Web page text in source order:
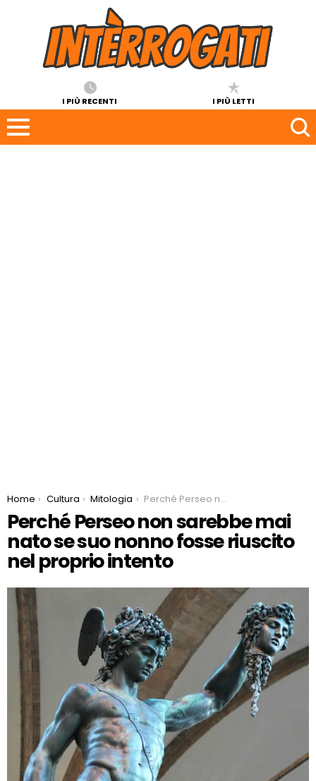
I PIÙ RECENTI I PIÙ LETTI
You are here:
Home Cultura Mitologia Perché Perseo non sarebbe mai nato se suo nonno fosse riuscito nel proprio intento
Perché Perseo non sarebbe mai
nato se suo nonno fosse riuscito
nel proprio intento